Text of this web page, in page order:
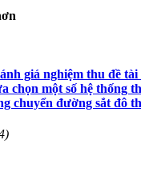
giá nghiệm thu đề tài
chọn một số hệ thống
chuyển đường sắt đô